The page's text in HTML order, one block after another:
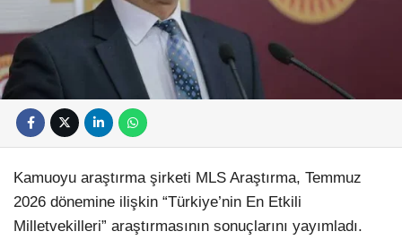
Kamuoyu araştırma şirketi MLS Araştırma, Temmuz
2026 dönemine ilişkin “Türkiye’nin En Etkili
Milletvekilleri” araştırmasının sonuçlarını yayımladı.